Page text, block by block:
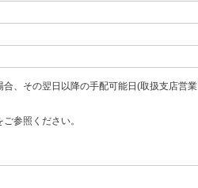
、その翌日以降の手配可能日(取扱支店営業
参照ください。